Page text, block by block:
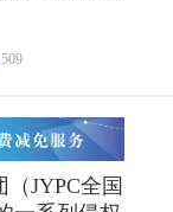
JYPC全国